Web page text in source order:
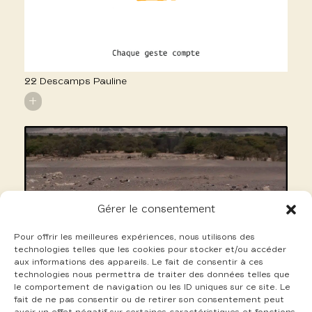
Gérer le consentement
Pour offrir les meilleures expériences, nous utilisons des
technologies telles que les cookies pour stocker et/ou accéder
aux informations des appareils. Le fait de consentir à ces
technologies nous permettra de traiter des données telles que
le comportement de navigation ou les ID uniques sur ce site. Le
fait de ne pas consentir ou de retirer son consentement peut
22 Descamps Pauline
+